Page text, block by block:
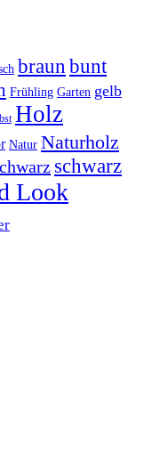
braun bunt
Frühling Garten gelb
Holz
Natur Naturholz
schwarz
Look